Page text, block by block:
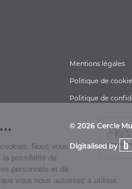
Mentions légales
Politique de
Politique de
© 2026 Cercle
Digitalised by